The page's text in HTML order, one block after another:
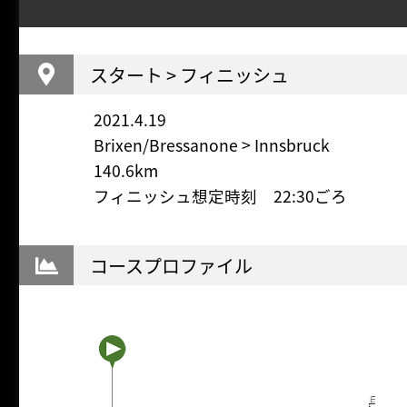
スタート > フィニッシュ
2021.4.19
Brixen/Bressanone > Innsbruck
140.6km
フィニッシュ想定時刻 22:30ごろ
コースプロファイル